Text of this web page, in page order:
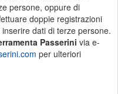
persone, oppure di
doppie registrazioni
dati di terze persone.
Passerini via e-
per ulteriori